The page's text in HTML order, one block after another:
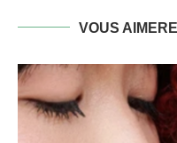
VOUS